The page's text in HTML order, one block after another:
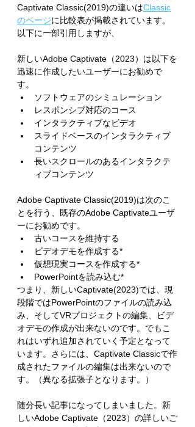
Captivate Classic(2019)の違いはClassic
のページに比較表が掲載されています。
以下に一部引用しますが、
新しいAdobe Captivate（2023）は以下を
迅速に作成したいユーザーにお勧めで
す。
ソフトウェアのシミュレーション
レスポンシブ対応のコース
インタラクティブなビデオ
スライドベースのインタラクティブ
コンテンツ
長いスクロールのあるインタラクテ
ィブコンテンツ
Adobe Captivate Classic(2019)は次のこ
とを行う、既存のAdobe Captivateユーザ
ーにお勧めです。
古いコースを維持する
ビデオデモを作成する*
仮想現実コースを作成する*
PowerPointを読み込む*
つまり、新しいCaptivate(2023)では、現
段階ではPowerPointのファイルの読み込
み、そしてVRプロジェクトの編集、ビデ
オデモの作成が出来ないのです。でもこ
れはいずれ追加されていく予定となって
います。さらには、Captivate Classicで作
成されたファイルの編集は出来ないので
す。（異なる拡張子となります。）
随分長い記事になってしまいました。新
しいAdobe Captivate（2023）の詳しいご